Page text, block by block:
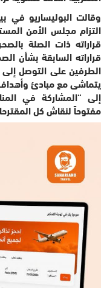
وقالت البوليساريو في
التزام مجلس الأمن
قراراته ذات الصلة
قراراته السابقة بشأن
الطرفين على التوصل
يتماشى مع مبادئ
إلى “المشاركة في
مفتوحاً لنقاش كل